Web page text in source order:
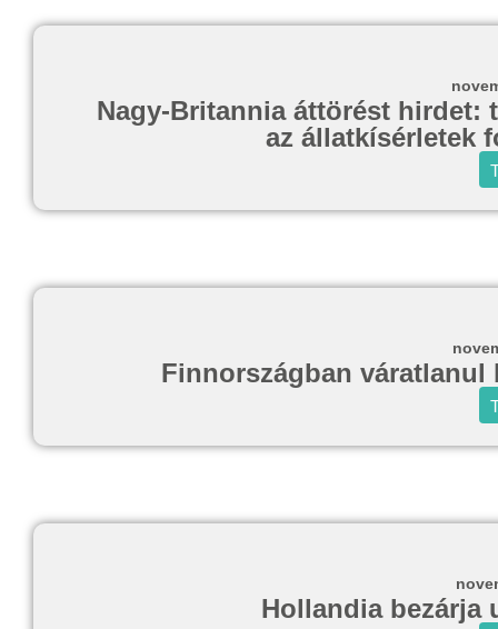
Nagy-Britannia áttörést
az állatkísérletek
Finnországban
Hollandia bezárja